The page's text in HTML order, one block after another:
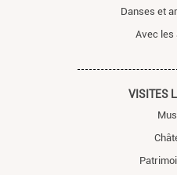
Danses et
Avec les
VISITES